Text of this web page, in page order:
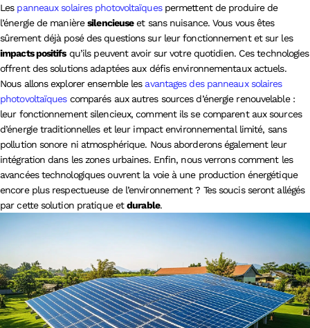
Les panneaux solaires photovoltaïquespermettent de produire de
l’énergie de manièresilencieuseet sans nuisance. Vous vous êtes
sûrement déjà posé des questions sur leur fonctionnement et sur les
impacts positifsqu’ils peuvent avoir sur votre quotidien. Ces technologies
offrent des solutions adaptées aux défis environnementaux actuels.
Nous allons explorer ensemble les avantages des panneaux solaires
photovoltaïquescomparés aux autres sources d’énergie renouvelable :
leur fonctionnement silencieux, comment ils se comparent aux sources
d’énergie traditionnelles et leur impact environnemental limité, sans
pollution sonore ni atmosphérique. Nous aborderons également leur
intégration dans les zones urbaines. Enfin, nous verrons comment les
avancées technologiques ouvrent la voie à une production énergétique
encore plus respectueuse de l’environnement ? Tes soucis seront allégés
par cette solution pratique etdurable.